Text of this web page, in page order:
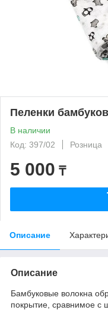
Пеленки
В наличии
Код: 397/02
Розница
5 000 ₸
Описание
Описание
Бамбуковые волокна
покрытие, сравнимое